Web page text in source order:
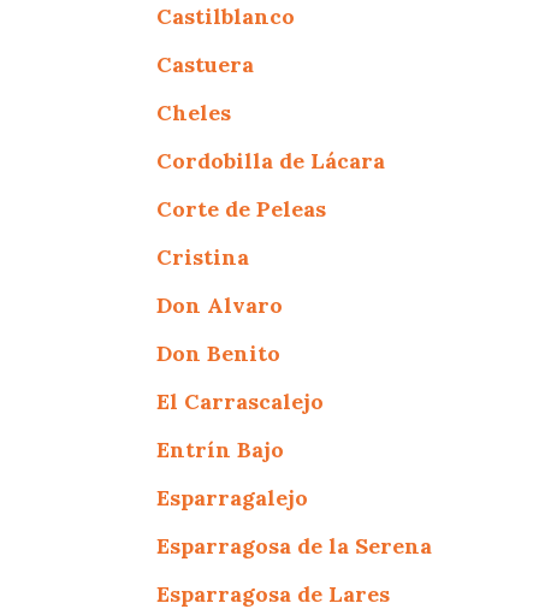
Castilblanco
Castuera
Cheles
Cordobilla de Lácara
Corte de Peleas
Cristina
Don Alvaro
Don Benito
El Carrascalejo
Entrín Bajo
Esparragalejo
Esparragosa de la Serena
Esparragosa de Lares